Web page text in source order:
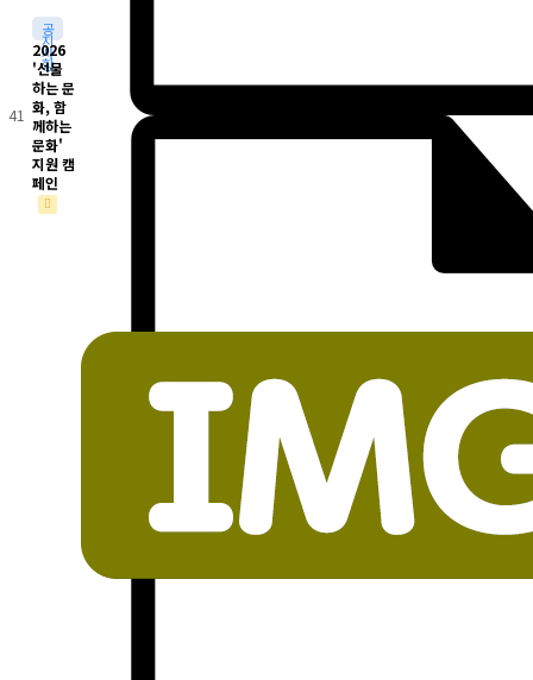
41
공
지
사
항
2026
'선물
하는 문
화, 함
께하는
문화'
지원 캠
페인